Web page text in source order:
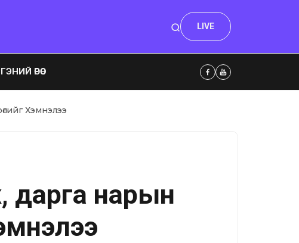
LIVE
ӨРӨӨ
Хэмнэлээ
дарга нарын